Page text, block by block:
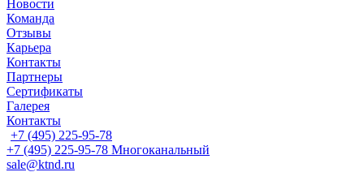
Новости
Команда
Отзывы
Карьера
Контакты
Партнеры
Сертификаты
Галерея
Контакты
+7 (495) 225-95-78
+7 (495) 225-95-78 Многоканальный
sale@ktnd.ru